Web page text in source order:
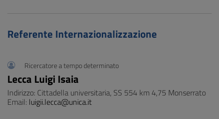
Referente Internazionalizzazione
Ricercatore a tempo determinato
Lecca Luigi Isaia
Indirizzo: Cittadella universitaria, SS 554 km 4,75 Monserrato
Email: luigii.lecca@unica.it